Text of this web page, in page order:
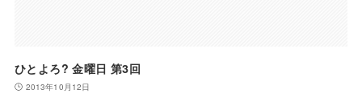
ひとよろ? 金曜日 第3回
2013年10月12日